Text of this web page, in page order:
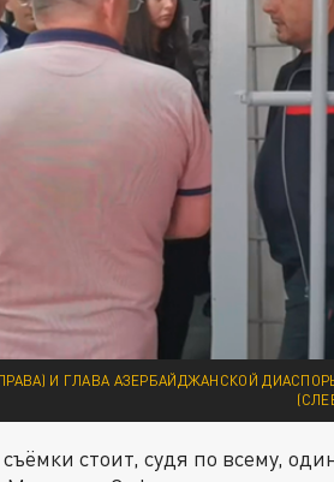
И ГЛАВА АЗЕРБАЙДЖАНСКОЙ
стоит, судя по всему,